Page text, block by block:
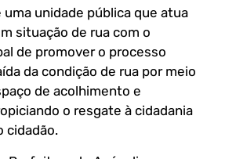
uma unidade pública que atua
situação de rua com o
de promover o processo
da condição de rua por meio
de acolhimento e
o resgate à cidadania
cidadão.